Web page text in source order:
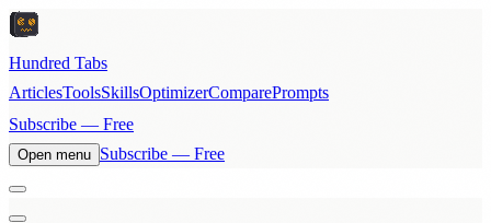
Hundred Tabs
ArticlesToolsSkillsOptimizerComparePrompts
Subscribe — Free
Open menu Subscribe — Free